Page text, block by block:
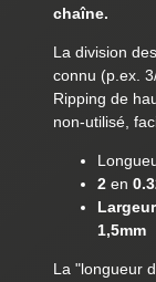
chaîne.
La division
connu (p.ex.
Ripping de
non-utilisé,
2en
1,5mm
La "longueur